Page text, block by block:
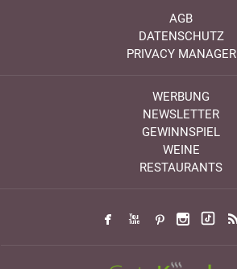
AGB
DATENSCHUTZ
PRIVACY MANAGER
WERBUNG
NEWSLETTER
GEWINNSPIEL
WEINE
RESTAURANTS